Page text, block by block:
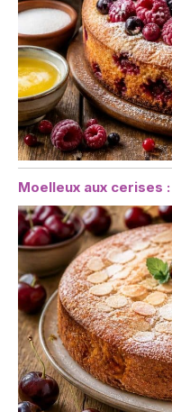
Moelleux aux cerises